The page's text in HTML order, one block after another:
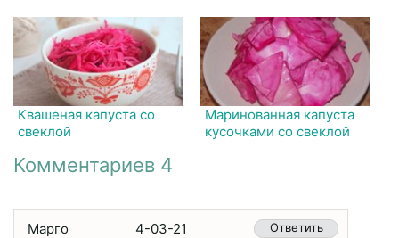
Квашеная капуста со
свеклой
Маринованная капуста
кусочками со свеклой
Комментариев 4
Марго 4-03-21 Ответить